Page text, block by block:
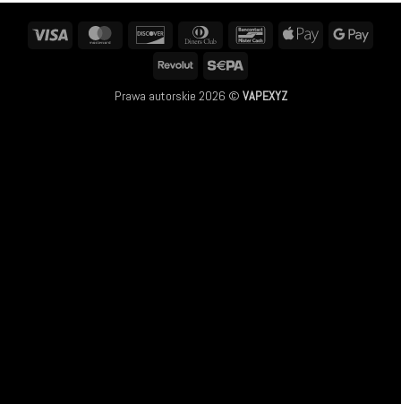
MasterCard Discover
Dinners
BancontactApple
Revolut
Prawa autorskie 2026 © VAPEXYZ